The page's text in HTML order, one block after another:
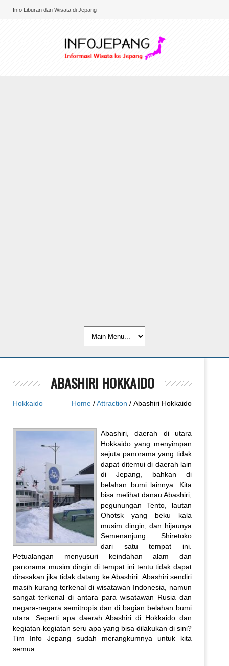
Info Liburan dan Wisata di Jepang
ABASHIRI HOKKAIDO
Hokkaido Home /Attraction / Abashiri Hokkaido
Abashiri, daerah di utara
Hokkaido yang menyimpan
sejuta panorama yang tidak
dapat ditemui di daerah lain
di Jepang, bahkan di
belahan bumi lainnya. Kita
bisa melihat danau Abashiri,
pegunungan Tento, lautan
Ohotsk yang beku kala
musim dingin, dan hijaunya
Semenanjung Shiretoko
dari satu tempat ini.
Petualangan menyusuri keindahan alam dan
panorama musim dingin di tempat ini tentu tidak dapat
dirasakan jika tidak datang ke Abashiri. Abashiri sendiri
masih kurang terkenal di wisatawan Indonesia, namun
sangat terkenal di antara para wisatawan Rusia dan
negara-negara semitropis dan di bagian belahan bumi
utara. Seperti apa daerah Abashiri di Hokkaido dan
kegiatan-kegiatan seru apa yang bisa dilakukan di sini?
Tim Info Jepang sudah merangkumnya untuk kita
semua.